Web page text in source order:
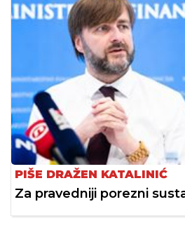
PIŠE DRAŽEN KATALINIĆ
Za pravedniji porezni